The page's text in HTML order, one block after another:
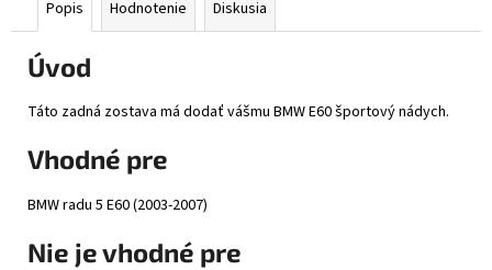
Popis Hodnotenie Diskusia
Úvod
Táto zadná zostava má dodať vášmu BMW E60 športový nádych.
Vhodné pre
BMW radu 5 E60 (2003-2007)
Nie je vhodné pre